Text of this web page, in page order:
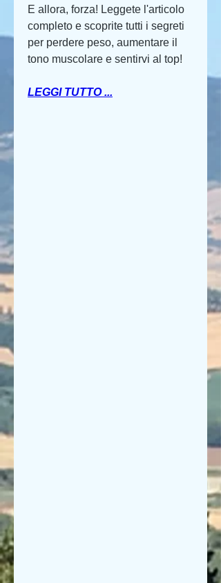
E allora, forza! Leggete l'articolo
completo e scoprite tutti i segreti
per perdere peso, aumentare il
tono muscolare e sentirvi al top!
LEGGI TUTTO ...